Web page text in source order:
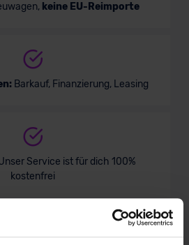
keine EU-Reimporte
Barkauf, Finanzierung, Leasing
Service ist für dich 100%
kostenfrei